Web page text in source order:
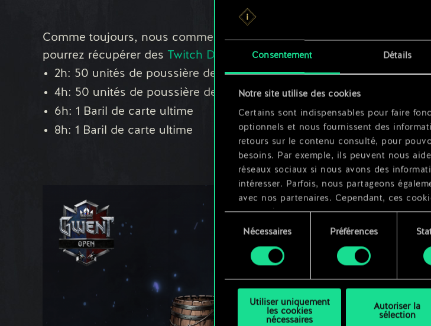
Consentement Détails
Notre site utilise des cookies
Certains sont indispensables pour faire
optionnels et nous fournissent des
retours sur le contenu consulté, pour
besoins. Par exemple, ils peuvent nous
réseaux sociaux si nous avons des
intéresser. Parfois, nous partageons
avec nos partenaires. Cependant, ces
appliqués qu'avec votre permission.
et modifier vos préférences dans le menu
consentement
Nécessaires Préférences
Utiliser uniquement
les cookies
nécessaires
Autoriser la
sélection
Comme toujours, nous commencerons à 16h CEST samedi et
pourrez récupérer des Twitch Drops
en regardant le stream :
2h: 50 unités de poussière de météorite
4h: 50 unités de poussière de météorite + Germain Piquant avatar
6h: 1 Baril de carte ultime
8h: 1 Baril de carte ultime